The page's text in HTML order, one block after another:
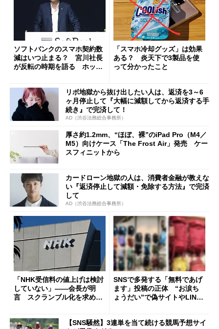
ソフトバンクのスマホ契約数
減はいつ止まる？ 宮川社長
が反転の時期を語る ホッピ
「スマホ冷却グッズ」は効果
ある？ 炎天下で3製品を使
って分かったこと
リボ地獄から抜け出したい人は、返済を3～6
ヶ月停止して『大幅に減額してから返済する手
続き』で完済して！
AD（渋谷法務総合事務所）
厚さ約1.2mm、“ほぼ、裸”のiPad Pro（M4／
M5）向けケース「The Frost Air」発売 ケー
スフィニットから
カードローン地獄の人は、消費者金融が教えな
い『返済停止して減額・免除する方法』で完済
して
AD（渋谷法務総合事務所）
「NHK受信料の値上げは検討
していない」――会長が明
言 スクランブル化を求める
SNSで多発する「無料であげ
ます」投稿の正体 “お涙ち
ょうだい”で偽サイトやLINE
【SNS騒然】3連単を当て続ける競馬予想サイ